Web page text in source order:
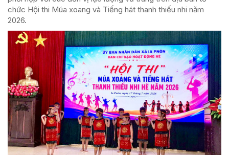
chức Hội thi Múa xoang và Tiếng hát thanh thiếu nhi năm
2026.